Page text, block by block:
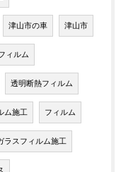
津山市の車 津山市
ィルム
透明断熱フィルム
ム施工 フィルム
ラスフィルム施工